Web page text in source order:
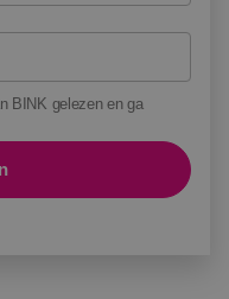
BINK gelezen en ga